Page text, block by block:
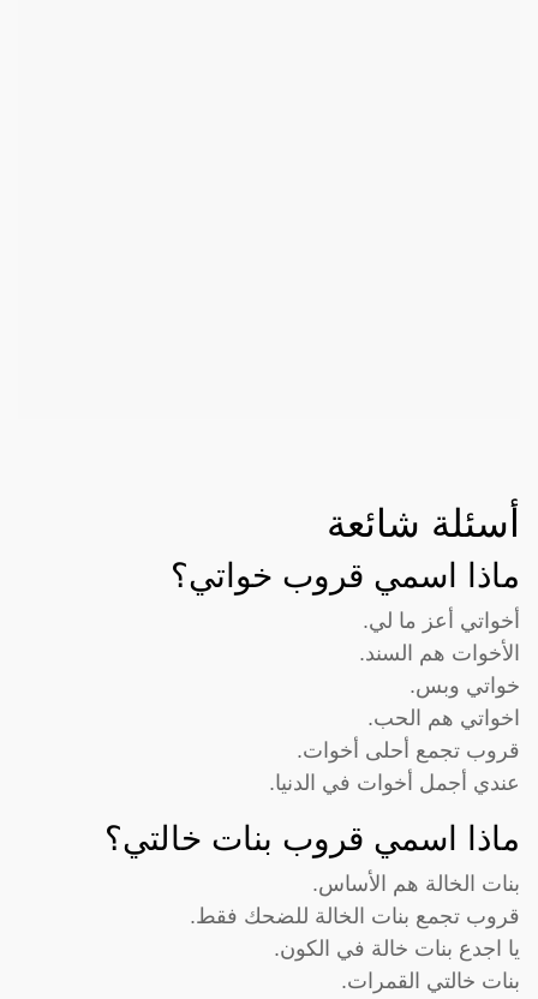
أسئلة شائعة
ماذا اسمي قروب خواتي؟
أخواتي أعز ما لي.
الأخوات هم السند.
خواتي وبس.
اخواتي هم الحب.
قروب تجمع أحلى أخوات.
عندي أجمل أخوات في الدنيا.
ماذا اسمي قروب بنات خالتي؟
بنات الخالة هم الأساس.
قروب تجمع بنات الخالة للضحك فقط.
يا اجدع بنات خالة في الكون.
بنات خالتي القمرات.